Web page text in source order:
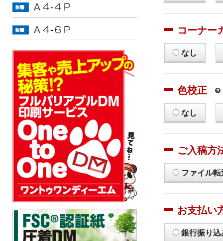
コーナー
なし
色校正
なし
ご入稿方
ファイル
お支払い
銀行振り込